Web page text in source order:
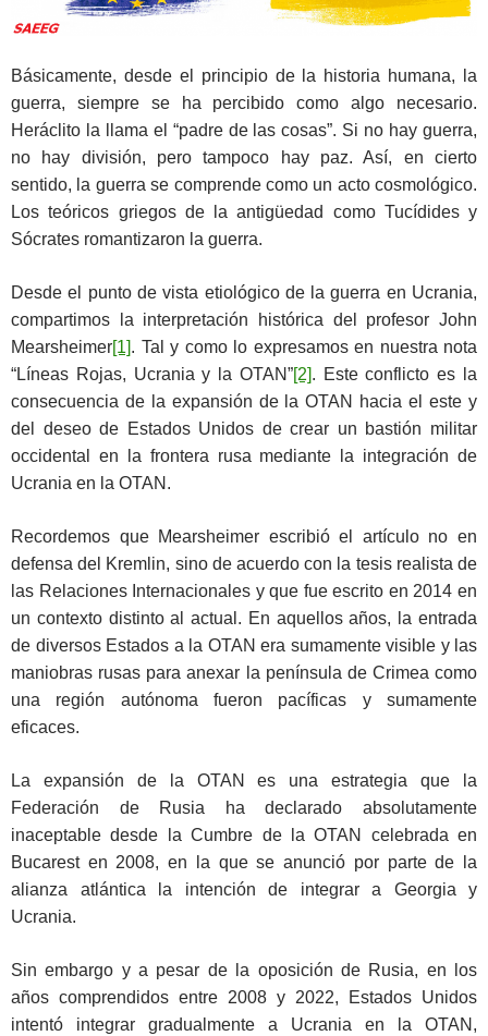
Básicamente, desde el principio de la historia humana, la
guerra, siempre se ha percibido como algo necesario.
Heráclito la llama el “padre de las cosas”. Si no hay guerra,
no hay división, pero tampoco hay paz. Así, en cierto
sentido, la guerra se comprende como un acto cosmológico.
Los teóricos griegos de la antigüedad como Tucídides y
Sócrates romantizaron la guerra.
Desde el punto de vista etiológico de la guerra en Ucrania,
compartimos la interpretación histórica del profesor John
Mearsheimer[1]. Tal y como lo expresamos en nuestra nota
“Líneas Rojas, Ucrania y la OTAN”[2]. Este conflicto es la
consecuencia de la expansión de la OTAN hacia el este y
del deseo de Estados Unidos de crear un bastión militar
occidental en la frontera rusa mediante la integración de
Ucrania en la OTAN.
Recordemos que Mearsheimer escribió el artículo no en
defensa del Kremlin, sino de acuerdo con la tesis realista de
las Relaciones Internacionales y que fue escrito en 2014 en
un contexto distinto al actual. En aquellos años, la entrada
de diversos Estados a la OTAN era sumamente visible y las
maniobras rusas para anexar la península de Crimea como
una región autónoma fueron pacíficas y sumamente
eficaces.
La expansión de la OTAN es una estrategia que la
Federación de Rusia ha declarado absolutamente
inaceptable desde la Cumbre de la OTAN celebrada en
Bucarest en 2008, en la que se anunció por parte de la
alianza atlántica la intención de integrar a Georgia y
Ucrania.
Sin embargo y a pesar de la oposición de Rusia, en los
años comprendidos entre 2008 y 2022, Estados Unidos
intentó integrar gradualmente a Ucrania en la OTAN,